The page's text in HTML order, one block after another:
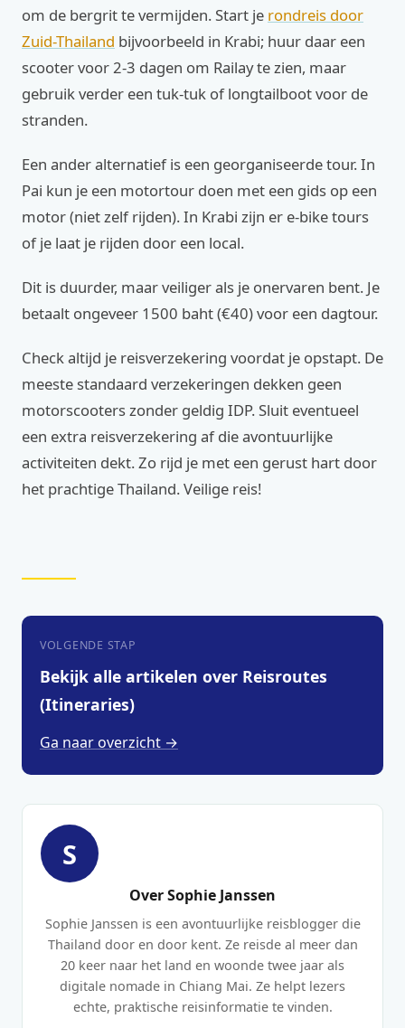
om de bergrit te vermijden. Start je rondreis door
Zuid-Thailand bijvoorbeeld in Krabi; huur daar een
scooter voor 2-3 dagen om Railay te zien, maar
gebruik verder een tuk-tuk of longtailboot voor de
stranden.
Een ander alternatief is een georganiseerde tour. In
Pai kun je een motortour doen met een gids op een
motor (niet zelf rijden). In Krabi zijn er e-bike tours
of je laat je rijden door een local.
Dit is duurder, maar veiliger als je onervaren bent. Je
betaalt ongeveer 1500 baht (€40) voor een dagtour.
Check altijd je reisverzekering voordat je opstapt. De
meeste standaard verzekeringen dekken geen
motorscooters zonder geldig IDP. Sluit eventueel
een extra reisverzekering af die avontuurlijke
activiteiten dekt. Zo rijd je met een gerust hart door
het prachtige Thailand. Veilige reis!
VOLGENDE STAP
Bekijk alle artikelen over Reisroutes
(Itineraries)
Ga naar overzicht →
S
Over Sophie Janssen
Sophie Janssen is een avontuurlijke reisblogger die
Thailand door en door kent. Ze reisde al meer dan
20 keer naar het land en woonde twee jaar als
digitale nomade in Chiang Mai. Ze helpt lezers
echte, praktische reisinformatie te vinden.